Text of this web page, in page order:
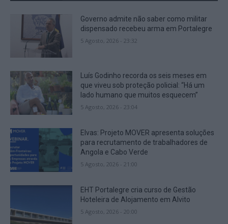
Governo admite não saber como militar
dispensado recebeu arma em Portalegre
5 Agosto, 2026 - 23:32
Luís Godinho recorda os seis meses em
que viveu sob proteção policial: “Há um
lado humano que muitos esquecem”
5 Agosto, 2026 - 23:04
Elvas: Projeto MOVER apresenta soluções
para recrutamento de trabalhadores de
Angola e Cabo Verde
5 Agosto, 2026 - 21:00
EHT Portalegre cria curso de Gestão
Hoteleira de Alojamento em Alvito
5 Agosto, 2026 - 20:00